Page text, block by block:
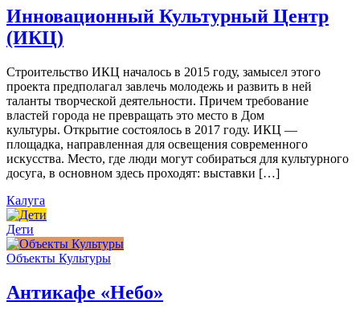
Инновационный Культурный Центр
(ИКЦ)
Строительство ИКЦ началось в 2015 году, замысел этого
проекта предполагал завлечь молодежь и развить в ней
таланты творческой деятельности. Причем требование
властей города не превращать это место в Дом
культуры. Открытие состоялось в 2017 году. ИКЦ —
площадка, направленная для освещения современного
искусства. Место, где люди могут собираться для культурного
досуга, в основном здесь проходят: выставки […]
Калуга
Дети
Объекты Культуры
Антикафе «Небо»